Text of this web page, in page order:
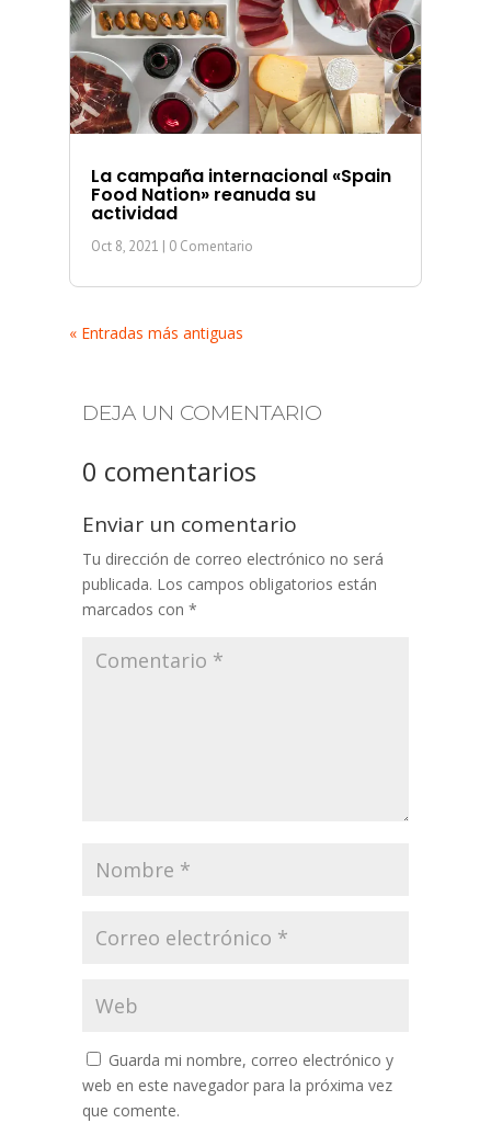
La campaña internacional «Spain
Food Nation» reanuda su
actividad
Oct 8, 2021 | 0 Comentario
« Entradas más antiguas
DEJA UN COMENTARIO
0 comentarios
Enviar un comentario
Tu dirección de correo electrónico no será
publicada. Los campos obligatorios están
marcados con *
Guarda mi nombre, correo electrónico y
web en este navegador para la próxima vez
que comente.